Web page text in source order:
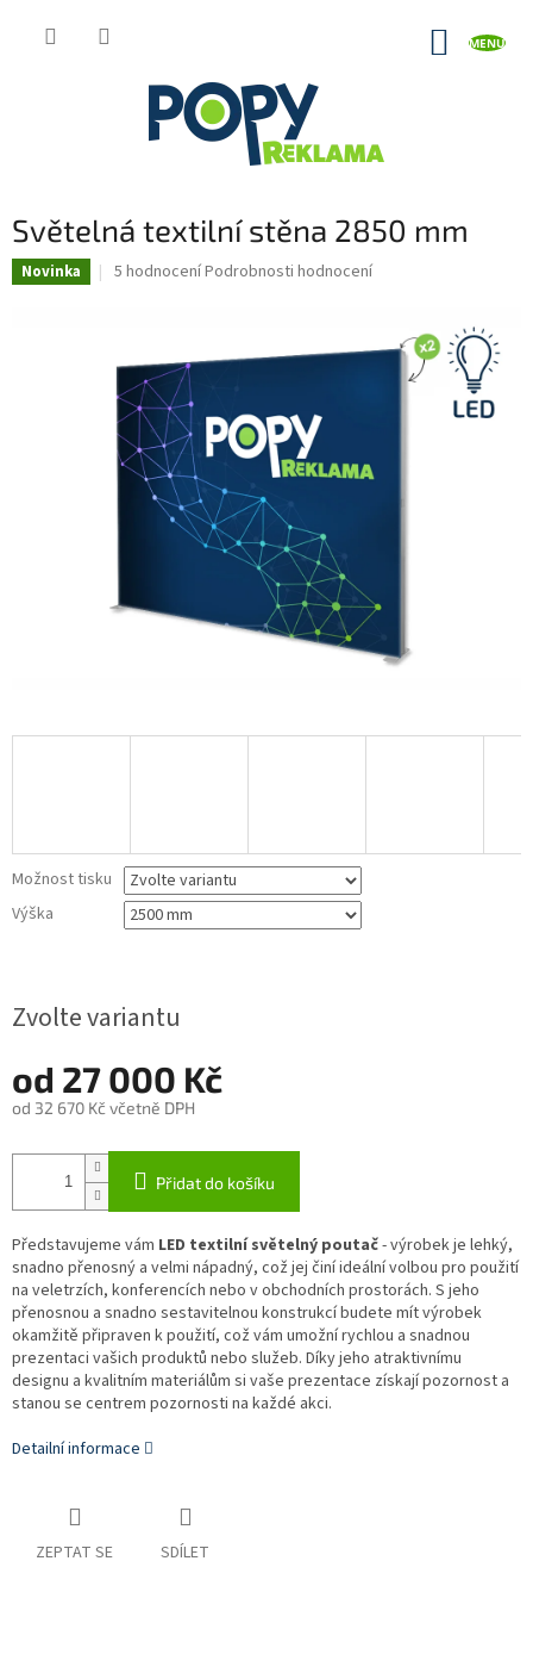
Světelná textilní stěna 2850 mm
Novinka
Průměrné
4,6
5
hvězdiček.
5 hodnoceníPodrobnosti hodnocení
Možnost tisku
Výška
Zvolte variantu
od 27 000 Kč
od 32 670 Kčvčetně DPH
Přidat do košíku
Představujeme vám LED textilní světelný poutač- výrobek je lehký,
snadno přenosný a velmi nápadný, což jej činí ideální volbou pro použití
na veletrzích, konferencích nebo v obchodních prostorách. S jeho
přenosnou a snadno sestavitelnou konstrukcí budete mít výrobek
okamžitě připraven k použití, což vám umožní rychlou a snadnou
prezentaci vašich produktů nebo služeb. Díky jeho atraktivnímu
designu a kvalitním materiálům si vaše prezentace získají pozornost a
stanou se centrem pozornosti na každé akci.
Detailní informace
ZEPTAT SE SDÍLET